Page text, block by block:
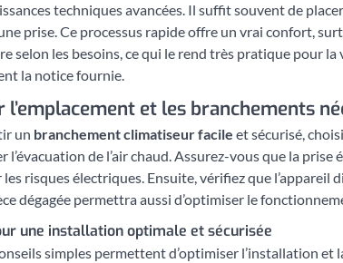
techniques avancées. Il suffit souvent de
prise. Ce processus rapide offre un vrai confort,
selon les besoins, ce qui le rend très pratique pour
la notice fournie.
l’emplacement et les branchements
un branchement climatiseur facile et sécurisé,
l’évacuation de l’air chaud. Assurez-vous que la
risques électriques. Ensuite, vérifiez que
dégagée permettra aussi d’optimiser le
une installation optimale et sécurisée
simples permettent d’optimiser l’installation et